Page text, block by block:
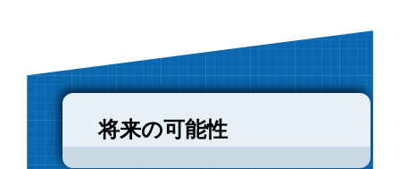
将来の可能性